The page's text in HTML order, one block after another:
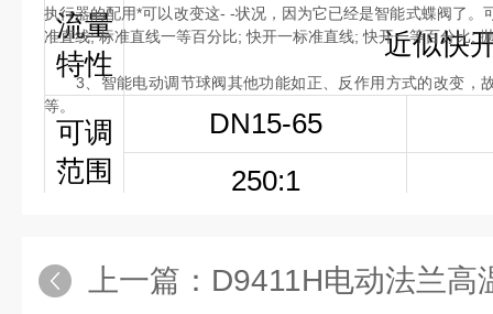
流量
特性
近似快
可调
范围
DN15-65
250:1
误差
执行器的配用*可以改变这- -状况，因为它已经是智能式蝶阀了。
准直线; 标准直线一等百分比; 快开一标准直线; 快开一等百分比;
3、智能电动调节球阀其他功能如正、反作用方式的改变，
等。
上一篇： D9411H电动法兰高